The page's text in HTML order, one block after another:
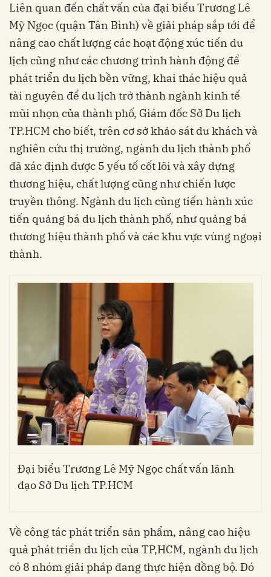
Liên quan đến chất vấn của đại biểu Trương Lê
Mỹ Ngọc (quận Tân Bình) về giải pháp sắp tới để
nâng cao chất lượng các hoạt động xúc tiến du
lịch cũng như các chương trình hành động để
phát triển du lịch bền vững, khai thác hiệu quả
tài nguyên để du lịch trở thành ngành kinh tế
mũi nhọn của thành phố, Giám đốc Sở Du lịch
TP.HCM cho biết, trên cơ sở khảo sát du khách và
nghiên cứu thị trường, ngành du lịch thành phố
đã xác định được 5 yếu tố cốt lõi và xây dựng
thương hiệu, chất lượng cũng như chiến lược
truyền thông. Ngành du lịch cũng tiến hành xúc
tiến quảng bá du lịch thành phố, như quảng bá
thương hiệu thành phố và các khu vực vùng ngoại
thành.
Đại biểu Trương Lê Mỹ Ngọc chất vấn lãnh
đạo Sở Du lịch TP.HCM
Về công tác phát triển sản phẩm, nâng cao hiệu
quả phát triển du lịch của TP,HCM, ngành du lịch
có 8 nhóm giải pháp đang thực hiện đồng bộ. Đó